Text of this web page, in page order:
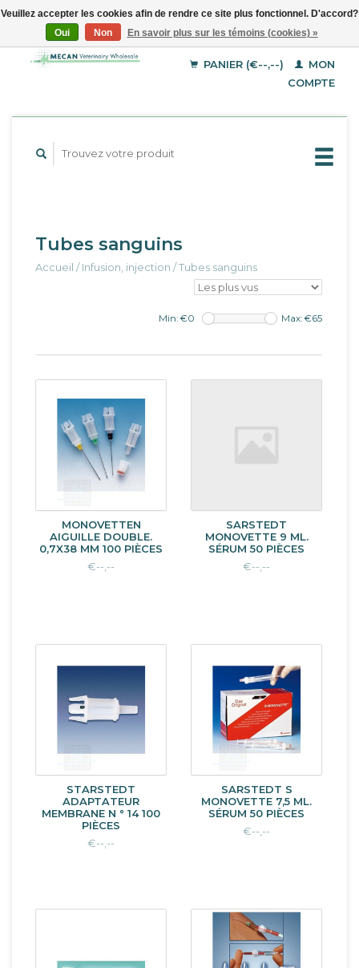
EUR
USD
Français
English
PANIER (€--,--)
MON
COMPTE
Tubes sanguins
Accueil /Infusion, injection /Tubes sanguins
Min: €0 Max: €65
MONOVETTEN
AIGUILLE DOUBLE.
0,7X38 MM 100 PIÈCES
€--,--
SARSTEDT
MONOVETTE 9 ML.
SÉRUM 50 PIÈCES
€--,--
STARSTEDT
ADAPTATEUR
MEMBRANE N ° 14 100
PIÈCES
€--,--
SARSTEDT S
MONOVETTE 7,5 ML.
SÉRUM 50 PIÈCES
€--,--
Veuillez accepter les cookies afin de rendre ce site plus fonctionnel. D'accord?
Oui
Non En savoir plus sur les témoins (cookies) »